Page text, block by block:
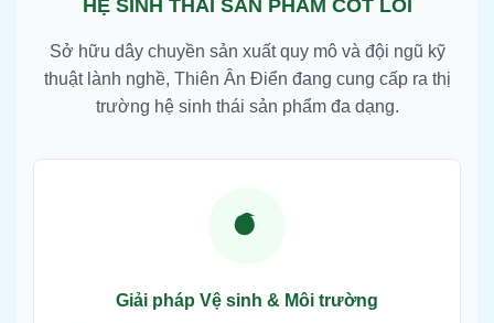
HỆ SINH THÁI SẢN PHẨM CỐT LÕI
Sở hữu dây chuyền sản xuất quy mô và đội ngũ kỹ
thuật lành nghề, Thiên Ân Điển đang cung cấp ra thị
trường hệ sinh thái sản phẩm đa dạng.
Giải pháp Vệ sinh & Môi trường